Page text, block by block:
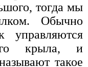
тогда мы
Обычно
управляются
крыла, и
такое